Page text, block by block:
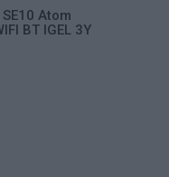
Atom
BT IGEL 3Y